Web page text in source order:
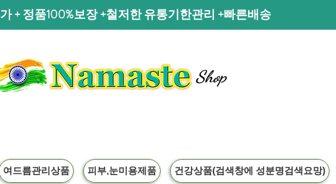
+ 정품100%보장 +철저한 유통기한관리 +빠른배송
Shop
여드름관리상품 피부,눈미용제품 건강상품(검색창에 성분명검색요망)